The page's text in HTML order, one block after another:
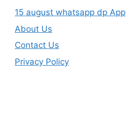
15 august whatsapp dp App
About Us
Contact Us
Privacy Policy